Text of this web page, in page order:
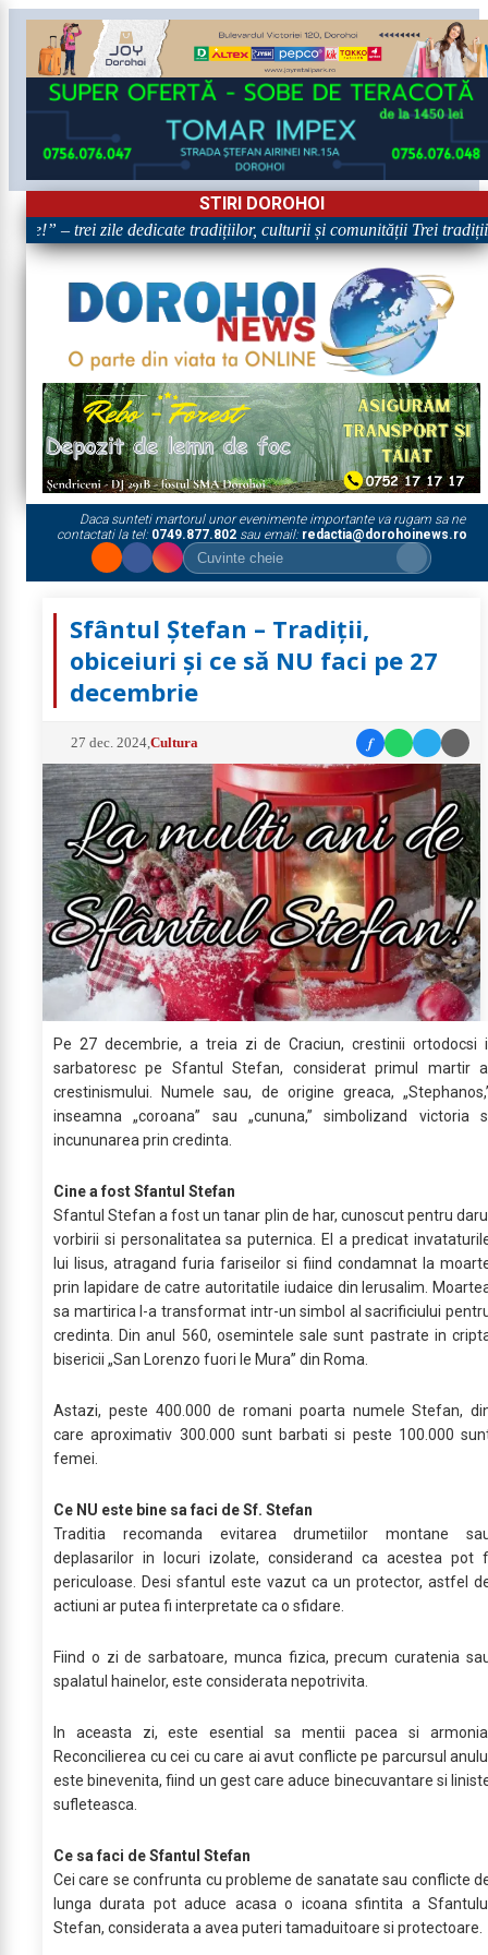
STIRI DOROHOI
– trei zile dedicate tradițiilor, culturii și comunității Trei tradiții.
Daca sunteti martorul unor evenimente importante va rugam sa ne
contactati la tel: 0749.877.802sau email: redactia@dorohoinews.ro
Sfântul Ștefan – Tradiții,
obiceiuri și ce să NU faci pe 27
decembrie
27 dec. 2024 ,Cultura f
Pe 27 decembrie, a treia zi de Craciun, crestinii ortodocsi
sarbatoresc pe Sfantul Stefan, considerat primul martir
crestinismului. Numele sau, de origine greaca,
inseamna „coroana” sau „cununa,” simbolizand victoria
incununarea prin credinta.
Cine a fost Sfantul Stefan
Sfantul Stefan a fost un tanar plin de har, cunoscut pentru
vorbirii si personalitatea sa puternica. El a predicat
lui Iisus, atragand furia fariseilor si fiind condamnat la
prin lapidare de catre autoritatile iudaice din Ierusalim.
sa martirica l-a transformat intr-un simbol al sacrificiului
credinta. Din anul 560, osemintele sale sunt pastrate in
bisericii „San Lorenzo fuori le Mura” din Roma.
Astazi, peste 400.000 de romani poarta numele Stefan,
care aproximativ 300.000 sunt barbati si peste 100.000
femei.
Ce NU este bine sa faci de Sf. Stefan
Traditia recomanda evitarea drumetiilor montane
deplasarilor in locuri izolate, considerand ca acestea pot
periculoase. Desi sfantul este vazut ca un protector, astfel
actiuni ar putea fi interpretate ca o sfidare.
Fiind o zi de sarbatoare, munca fizica, precum curatenia
spalatul hainelor, este considerata nepotrivita.
In aceasta zi, este esential sa mentii pacea si
Reconcilierea cu cei cu care ai avut conflicte pe parcursul
este binevenita, fiind un gest care aduce binecuvantare si
sufleteasca.
Ce sa faci de Sfantul Stefan
Cei care se confrunta cu probleme de sanatate sau conflicte
lunga durata pot aduce acasa o icoana sfintita a
Stefan, considerata a avea puteri tamaduitoare si protectoare.